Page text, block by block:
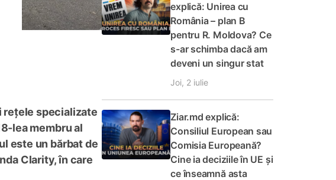
rețele specializate
lea membru al
este un bărbat de
Clarity, în care
explică: Unirea cu
România – plan B
pentru R. Moldova? Ce
s-ar schimba dacă am
deveni un singur stat
Joi, 2 iulie
Ziar.md explică:
Consiliul European sau
Comisia Europeană?
Cine ia deciziile în UE și
ce înseamnă asta